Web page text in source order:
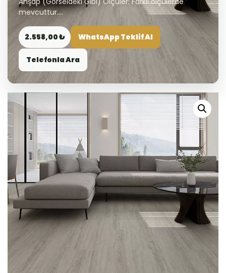
mevcuttur....
2.558,00 ₺ WhatsApp Teklif Al
Telefonla Ara